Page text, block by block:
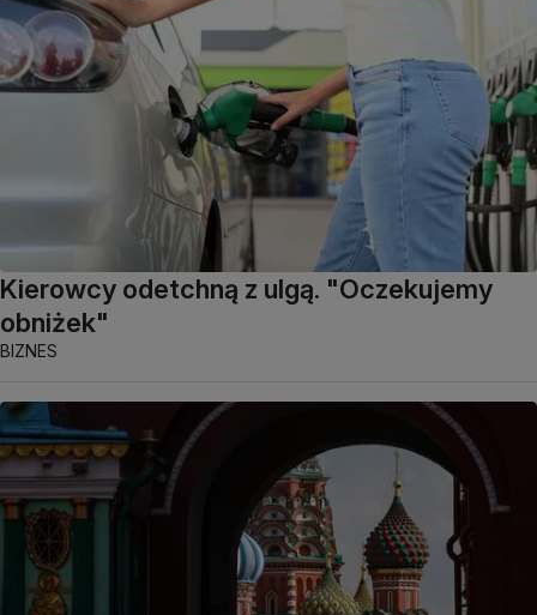
Kierowcy odetchną z ulgą. "Oczekujemy
obniżek"
BIZNES